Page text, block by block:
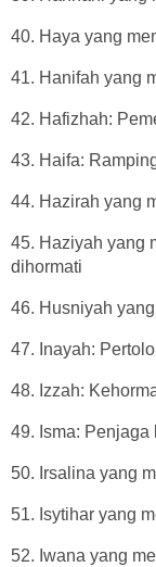
40. Haya yang
41. Hanifah yang
42. Hafizhah:
43. Haifa:
44. Hazirah yang
45. Haziyah yang
dihormati
46. Husniyah
47. Inayah:
48. Izzah:
49. Isma: Penjaga
50. Irsalina yang
51. Isytihar yang
52. Iwana yang